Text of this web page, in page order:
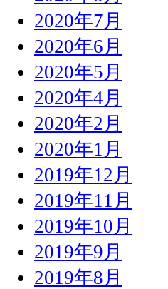
2020年7月
2020年6月
2020年5月
2020年4月
2020年2月
2020年1月
2019年12月
2019年11月
2019年10月
2019年9月
2019年8月